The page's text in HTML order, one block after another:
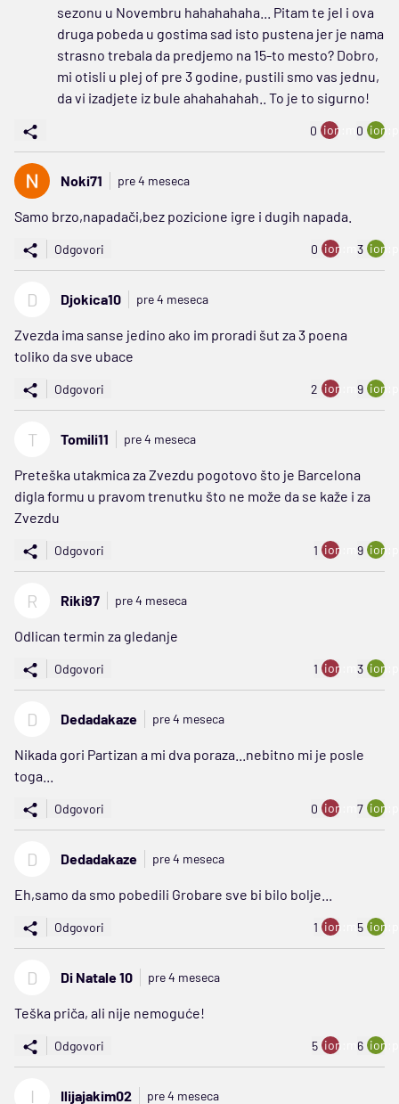
sezonu u Novembru hahahahaha... Pitam te jel i ova
druga pobeda u gostima sad isto pustena jer je nama
strasno trebala da predjemo na 15-to mesto? Dobro,
mi otisli u plej of pre 3 godine, pustili smo vas jednu,
da vi izadjete iz bule ahahahahah.. To je to sigurno!
0 ion:minus
0
Noki71 pre 4 meseca
Samo brzo,napadači,bez pozicione igre i dugih napada.
Odgovori 0 ion:minus
3
D Djokica10 pre 4 meseca
Zvezda ima sanse jedino ako im proradi šut za 3 poena
toliko da sve ubace
Odgovori 2 ion:minus
9
T Tomili11 pre 4 meseca
Preteška utakmica za Zvezdu pogotovo što je Barcelona
digla formu u pravom trenutku što ne može da se kaže i za
Zvezdu
Odgovori 1 ion:minus
9
R Riki97 pre 4 meseca
Odlican termin za gledanje
Odgovori 1 ion:minus
3
D Dedadakaze pre 4 meseca
Nikada gori Partizan a mi dva poraza...nebitno mi je posle
toga...
Odgovori 0 ion:minus
7
D Dedadakaze pre 4 meseca
Eh,samo da smo pobedili Grobare sve bi bilo bolje...
Odgovori 1 ion:minus
5
D Di Natale 10 pre 4 meseca
Teška priča, ali nije nemoguće!
Odgovori 5 ion:minus
6
I Ilijajakim02 pre 4 meseca